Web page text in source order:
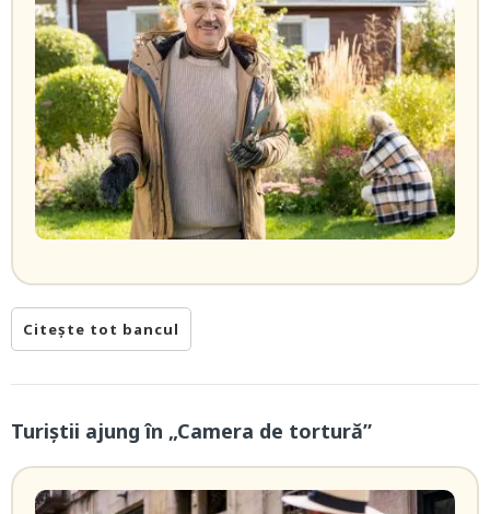
Citește tot bancul
Turiștii ajung în „Camera de tortură”